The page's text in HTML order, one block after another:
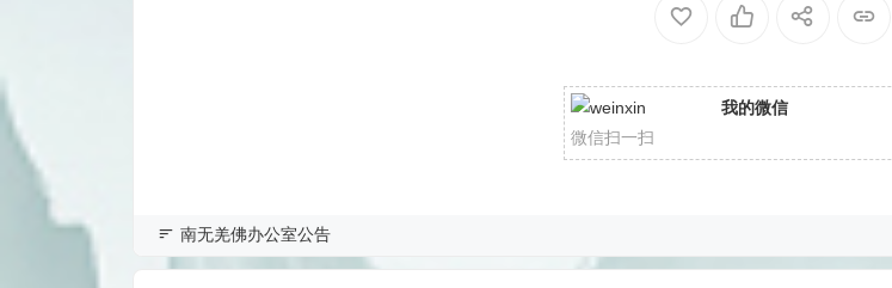
我的微信
微信扫一扫
南无羌佛办公室公告